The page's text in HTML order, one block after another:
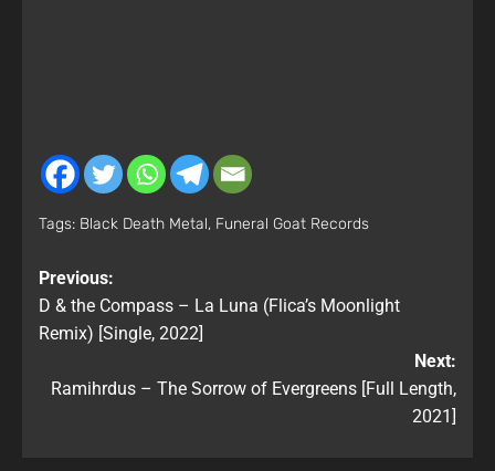
Tags: Black Death Metal, Funeral Goat Records
Previous:
D & the Compass – La Luna (Flica’s Moonlight
Remix) [Single, 2022]
Next:
Ramihrdus – The Sorrow of Evergreens [Full Length,
2021]